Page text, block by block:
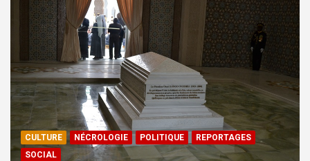
CULTURE NÉCROLOGIE POLITIQUE
REPORTAGES
SOCIAL